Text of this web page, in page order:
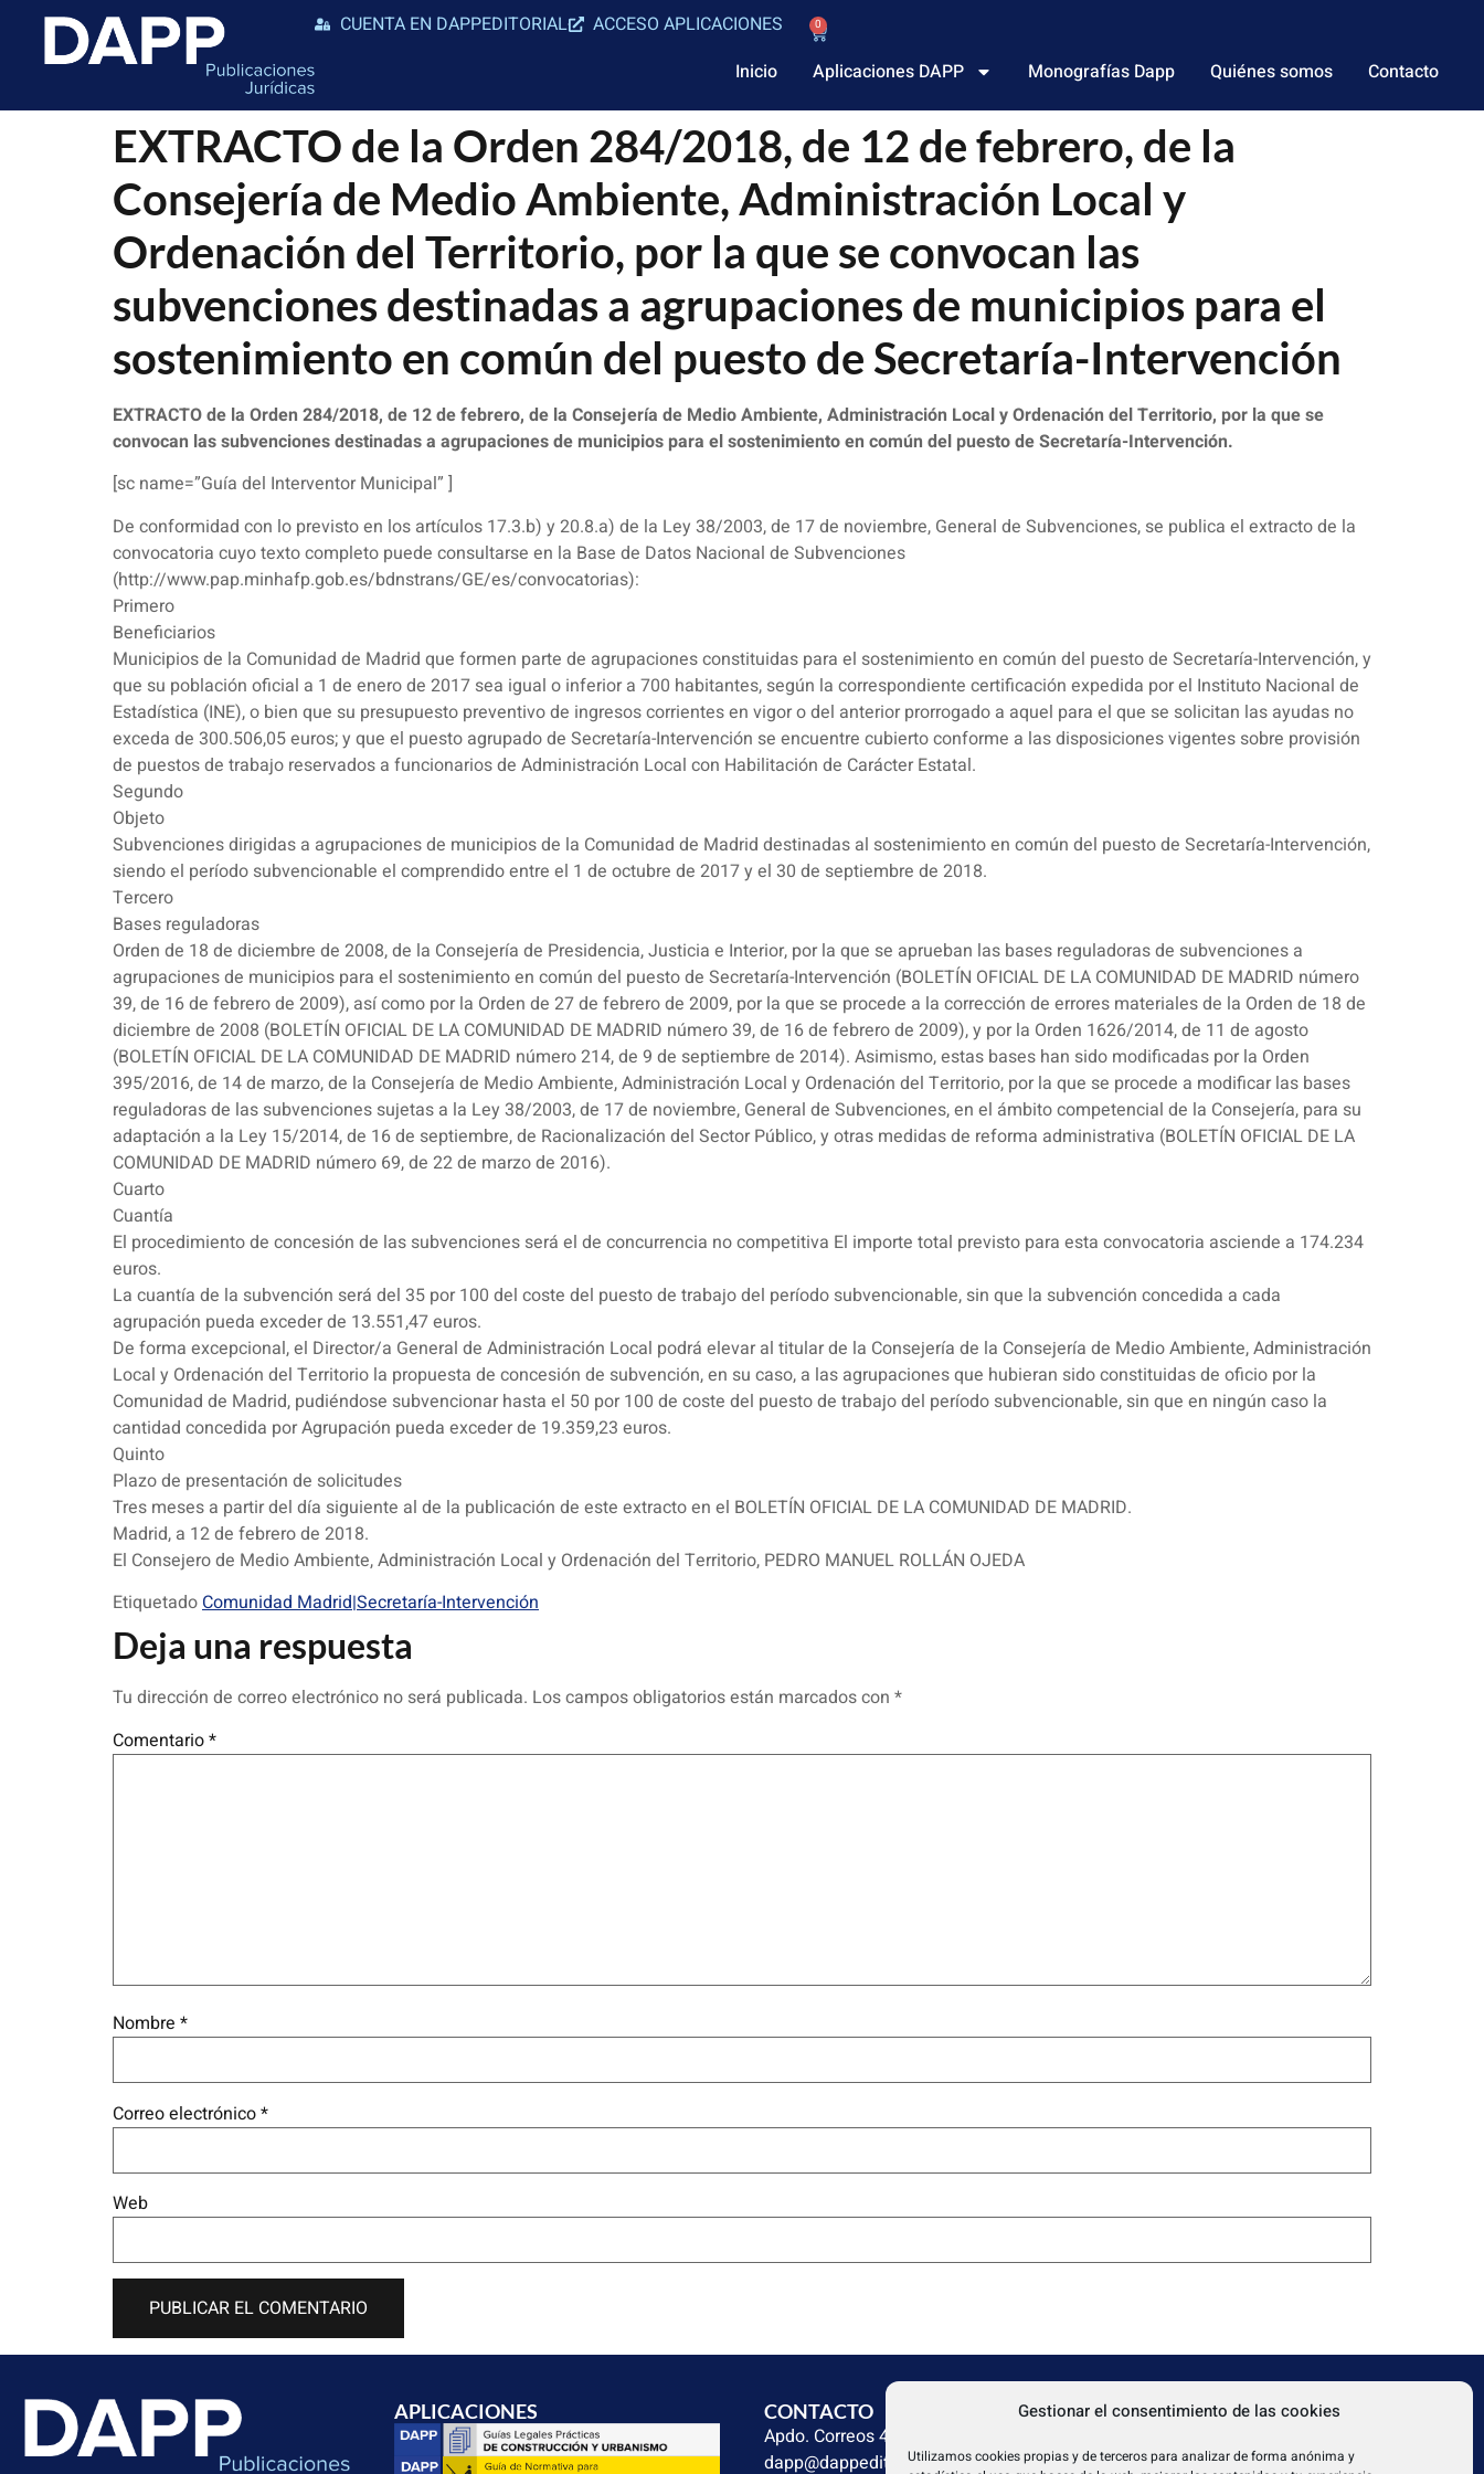
Gestionar el consentimiento de las cookies
Utilizamos cookies propias y de terceros para analizar de forma anónima y
CUENTA EN DAPPEDITORIAL ACCESO APLICACIONES 0
Inicio Aplicaciones DAPP Monografías Dapp Quiénes somos Contacto
EXTRACTO de la Orden 284/2018, de 12 de febrero, de la
Consejería de Medio Ambiente, Administración Local y
Ordenación del Territorio, por la que se convocan las
subvenciones destinadas a agrupaciones de municipios para el
sostenimiento en común del puesto de Secretaría-Intervención
EXTRACTO de la Orden 284/2018, de 12 de febrero, de la Consejería de Medio Ambiente, Administración Local y Ordenación del Territorio, por la que se
convocan las subvenciones destinadas a agrupaciones de municipios para el sostenimiento en común del puesto de Secretaría-Intervención.
[sc name=”Guía del Interventor Municipal” ]
De conformidad con lo previsto en los artículos 17.3.b) y 20.8.a) de la Ley 38/2003, de 17 de noviembre, General de Subvenciones, se publica el extracto de la
convocatoria cuyo texto completo puede consultarse en la Base de Datos Nacional de Subvenciones
(http://www.pap.minhafp.gob.es/bdnstrans/GE/es/convocatorias):
Primero
Beneficiarios
Municipios de la Comunidad de Madrid que formen parte de agrupaciones constituidas para el sostenimiento en común del puesto de Secretaría-Intervención, y
que su población oficial a 1 de enero de 2017 sea igual o inferior a 700 habitantes, según la correspondiente certificación expedida por el Instituto Nacional de
Estadística (INE), o bien que su presupuesto preventivo de ingresos corrientes en vigor o del anterior prorrogado a aquel para el que se solicitan las ayudas no
exceda de 300.506,05 euros; y que el puesto agrupado de Secretaría-Intervención se encuentre cubierto conforme a las disposiciones vigentes sobre provisión
de puestos de trabajo reservados a funcionarios de Administración Local con Habilitación de Carácter Estatal.
Segundo
Objeto
Subvenciones dirigidas a agrupaciones de municipios de la Comunidad de Madrid destinadas al sostenimiento en común del puesto de Secretaría-Intervención,
siendo el período subvencionable el comprendido entre el 1 de octubre de 2017 y el 30 de septiembre de 2018.
Tercero
Bases reguladoras
Orden de 18 de diciembre de 2008, de la Consejería de Presidencia, Justicia e Interior, por la que se aprueban las bases reguladoras de subvenciones a
agrupaciones de municipios para el sostenimiento en común del puesto de Secretaría-Intervención (BOLETÍN OFICIAL DE LA COMUNIDAD DE MADRID número
39, de 16 de febrero de 2009), así como por la Orden de 27 de febrero de 2009, por la que se procede a la corrección de errores materiales de la Orden de 18 de
diciembre de 2008 (BOLETÍN OFICIAL DE LA COMUNIDAD DE MADRID número 39, de 16 de febrero de 2009), y por la Orden 1626/2014, de 11 de agosto
(BOLETÍN OFICIAL DE LA COMUNIDAD DE MADRID número 214, de 9 de septiembre de 2014). Asimismo, estas bases han sido modificadas por la Orden
395/2016, de 14 de marzo, de la Consejería de Medio Ambiente, Administración Local y Ordenación del Territorio, por la que se procede a modificar las bases
reguladoras de las subvenciones sujetas a la Ley 38/2003, de 17 de noviembre, General de Subvenciones, en el ámbito competencial de la Consejería, para su
adaptación a la Ley 15/2014, de 16 de septiembre, de Racionalización del Sector Público, y otras medidas de reforma administrativa (BOLETÍN OFICIAL DE LA
COMUNIDAD DE MADRID número 69, de 22 de marzo de 2016).
Cuarto
Cuantía
El procedimiento de concesión de las subvenciones será el de concurrencia no competitiva El importe total previsto para esta convocatoria asciende a 174.234
euros.
La cuantía de la subvención será del 35 por 100 del coste del puesto de trabajo del período subvencionable, sin que la subvención concedida a cada
agrupación pueda exceder de 13.551,47 euros.
De forma excepcional, el Director/a General de Administración Local podrá elevar al titular de la Consejería de la Consejería de Medio Ambiente, Administración
Local y Ordenación del Territorio la propuesta de concesión de subvención, en su caso, a las agrupaciones que hubieran sido constituidas de oficio por la
Comunidad de Madrid, pudiéndose subvencionar hasta el 50 por 100 de coste del puesto de trabajo del período subvencionable, sin que en ningún caso la
cantidad concedida por Agrupación pueda exceder de 19.359,23 euros.
Quinto
Plazo de presentación de solicitudes
Tres meses a partir del día siguiente al de la publicación de este extracto en el BOLETÍN OFICIAL DE LA COMUNIDAD DE MADRID.
Madrid, a 12 de febrero de 2018.
El Consejero de Medio Ambiente, Administración Local y Ordenación del Territorio, PEDRO MANUEL ROLLÁN OJEDA
EtiquetadoComunidad Madrid|Secretaría-Intervención
Deja una respuesta
Tu dirección de correo electrónico no será publicada. Los campos obligatorios están marcados con *
Comentario*
Nombre *
Correo electrónico*
Web
APLICACIONES CONTACTO
Apdo. Correos 4004 del CP 31080
dapp@dappeditorial.es
TEXTOS LEGALES